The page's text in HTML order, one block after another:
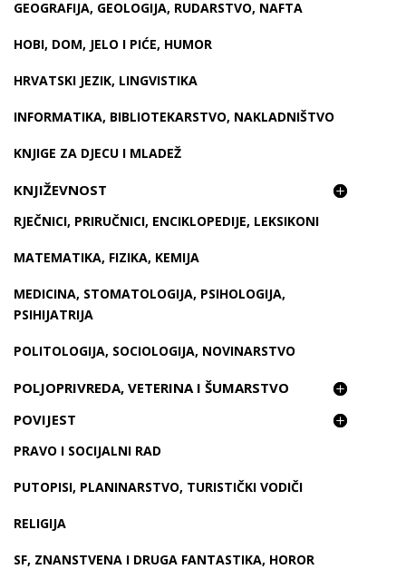
GEOGRAFIJA, GEOLOGIJA, RUDARSTVO, NAFTA
HOBI, DOM, JELO I PIĆE, HUMOR
HRVATSKI JEZIK, LINGVISTIKA
INFORMATIKA, BIBLIOTEKARSTVO, NAKLADNIŠTVO
KNJIGE ZA DJECU I MLADEŽ
KNJIŽEVNOST
RJEČNICI, PRIRUČNICI, ENCIKLOPEDIJE, LEKSIKONI
MATEMATIKA, FIZIKA, KEMIJA
MEDICINA, STOMATOLOGIJA, PSIHOLOGIJA,
PSIHIJATRIJA
POLITOLOGIJA, SOCIOLOGIJA, NOVINARSTVO
POLJOPRIVREDA, VETERINA I ŠUMARSTVO
POVIJEST
PRAVO I SOCIJALNI RAD
PUTOPISI, PLANINARSTVO, TURISTIČKI VODIČI
RELIGIJA
SF, ZNANSTVENA I DRUGA FANTASTIKA, HOROR